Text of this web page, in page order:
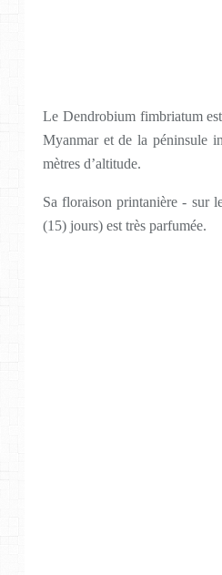
Le Dendrobium fimbriatum
Myanmar et de la péninsule
mètres d’altitude.
Sa floraison printanière - sur
(15) jours) est très parfumée.